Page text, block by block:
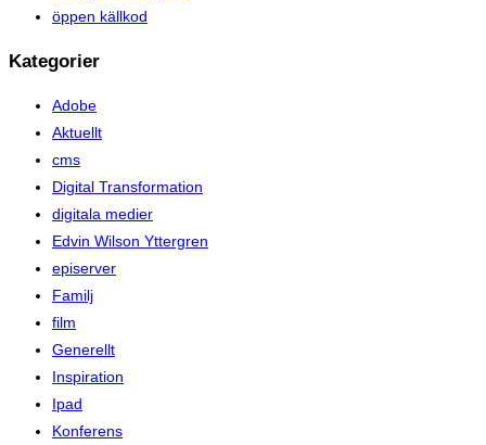
öppen källkod
Kategorier
Adobe
Aktuellt
cms
Digital Transformation
digitala medier
Edvin Wilson Yttergren
episerver
Familj
film
Generellt
Inspiration
Ipad
Konferens